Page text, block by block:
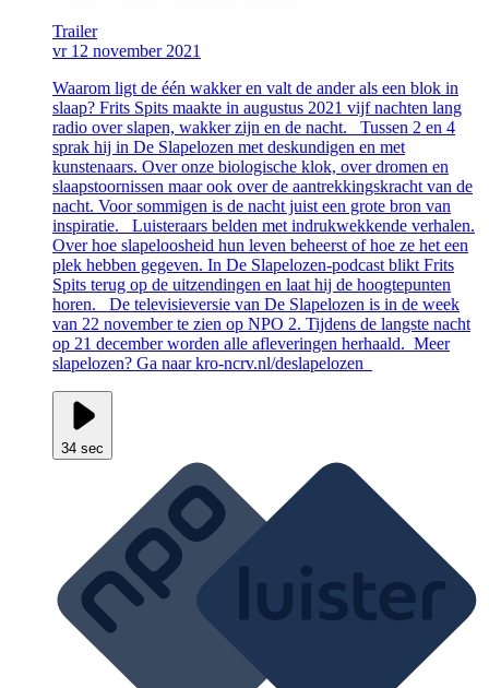
Trailer
vr 12 november 2021
Waarom ligt de één wakker en valt de ander als een blok in
slaap? Frits Spits maakte in augustus 2021 vijf nachten lang
radio over slapen, wakker zijn en de nacht. Tussen 2 en 4
sprak hij in De Slapelozen met deskundigen en met
kunstenaars. Over onze biologische klok, over dromen en
slaapstoornissen maar ook over de aantrekkingskracht van de
nacht. Voor sommigen is de nacht juist een grote bron van
inspiratie. Luisteraars belden met indrukwekkende verhalen.
Over hoe slapeloosheid hun leven beheerst of hoe ze het een
plek hebben gegeven. In De Slapelozen-podcast blikt Frits
Spits terug op de uitzendingen en laat hij de hoogtepunten
horen. De televisieversie van De Slapelozen is in de week
van 22 november te zien op NPO 2. Tijdens de langste nacht
op 21 december worden alle afleveringen herhaald. Meer
slapelozen? Ga naar kro-ncrv.nl/deslapelozen
34 sec